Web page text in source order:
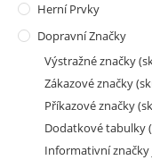
Herní Prvky
Dopravní Značky
Výstražné značky
Zákazové značky
Příkazové značky
Dodatkové tabulky
Informativní značky